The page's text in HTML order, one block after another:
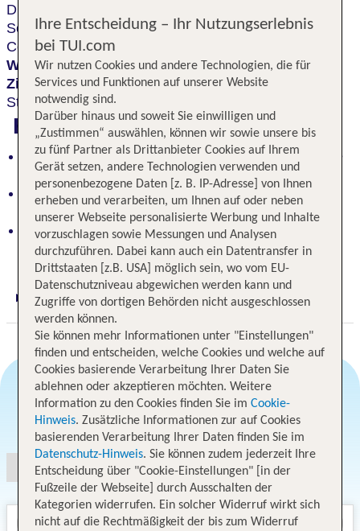
Dieses
Sehenswürdigkeiten Schlosspark Sanssouci und
Cecielienhof ist mit seinem
Wellnessbereichund denmodern ausgestatteten
Zimmernder ideale Ausgangspunkt für eine
Städtetour.
Highlights
Zwischen Sanssouci und Cecilienhof: der perfekte
Ausgangspunkt für Entdeckungen
Komfortables Hotel mit großzügigem
Wellnessbereich und modernen Zimmern
Nur 1 km vom historischen Stadtzentrum entfernt:
optimale Lage
Digitaler und telefonischer 24/7 TUI Service
Angebotsauswahl
Ihre Entscheidung – Ihr Nutzungserlebnis
bei TUI.com
Wir nutzen Cookies und andere Technologien, die für
Services und Funktionen auf unserer Website
notwendig sind.
Darüber hinaus und soweit Sie einwilligen und
„Zustimmen“ auswählen, können wir sowie unsere bis
zu fünf Partner als Drittanbieter Cookies auf Ihrem
Gerät setzen, andere Technologien verwenden und
personenbezogene Daten [z. B. IP-Adresse] von Ihnen
erheben und verarbeiten, um Ihnen auf oder neben
unserer Webseite personalisierte Werbung und Inhalte
vorzuschlagen sowie Messungen und Analysen
durchzuführen. Dabei kann auch ein Datentransfer in
Drittstaaten [z.B. USA] möglich sein, wo vom EU-
Datenschutzniveau abgewichen werden kann und
Zugriffe von dortigen Behörden nicht ausgeschlossen
werden können.
Sie können mehr Informationen unter "Einstellungen"
finden und entscheiden, welche Cookies und welche auf
Cookies basierende Verarbeitung Ihrer Daten Sie
ablehnen oder akzeptieren möchten. Weitere
Information zu den Cookies finden Sie im Cookie-
Hinweis. Zusätzliche Informationen zur auf Cookies
basierenden Verarbeitung Ihrer Daten finden Sie im
Datenschutz-Hinweis. Sie können zudem jederzeit Ihre
Entscheidung über "Cookie-Einstellungen" [in der
Fußzeile der Webseite] durch Ausschalten der
Kategorien widerrufen. Ein solcher Widerruf wirkt sich
nicht auf die Rechtmäßigkeit der bis zum Widerruf